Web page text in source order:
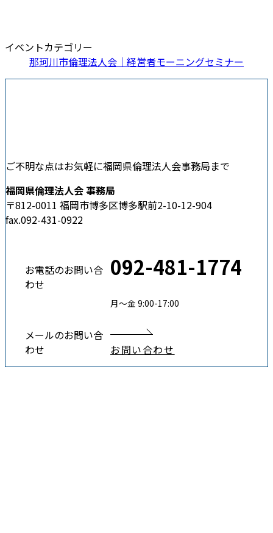
イベントカテゴリー
那珂川市倫理法人会｜経営者モーニングセミナー
ご不明な点はお気軽に福岡県倫理法人会事務局まで
福岡県倫理法人会 事務局
〒812-0011 福岡市博多区博多駅前2-10-12-904
fax.092-431-0922
お電話のお問い合
わせ
092-481-1774
月〜金 9:00-17:00
メールのお問い合
わせ
お問い合わせ